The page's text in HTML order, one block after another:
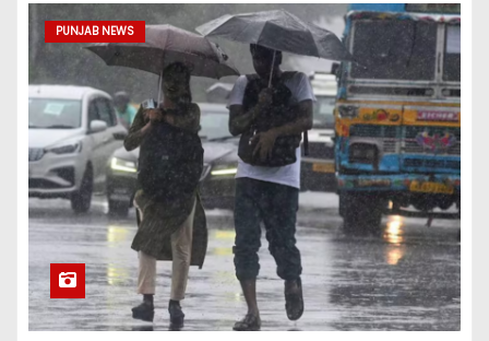
PUNJAB NEWS